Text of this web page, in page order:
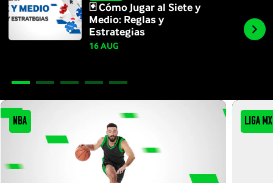
🃏 Cómo Jugar al Siete y
Medio: Reglas y
Estrategias
16 AUG
NBA Liga MX